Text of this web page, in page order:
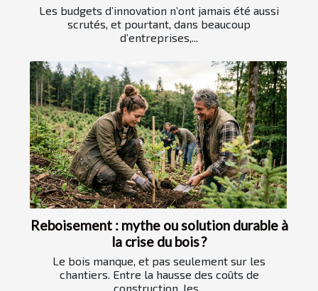
Les budgets d’innovation n’ont jamais été aussi
scrutés, et pourtant, dans beaucoup
d’entreprises,...
Reboisement : mythe ou solution durable à
la crise du bois ?
Le bois manque, et pas seulement sur les
chantiers. Entre la hausse des coûts de
construction, les...